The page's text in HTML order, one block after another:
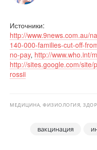
Источники:
http://www.9news.com.au/
140-000-families-cut-off-
no-pay, http://www.who.int/
http://sites.google.com/site/
rossii
МЕДИЦИНА, ФИЗИОЛОГИЯ,
вакцинация